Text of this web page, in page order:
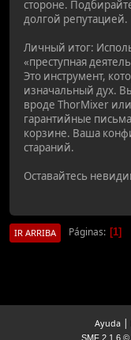
стороне.
долгой репутацией.
Личный итог:
«преступная
Это инструмент,
изначальный дух.
вроде ThorMixer или
гарантийные
корзине. Ваша
стараний.
Оставайтесь
IR ARRIBA Páginas 1
Ayuda |
SMF 2.1.6 ©